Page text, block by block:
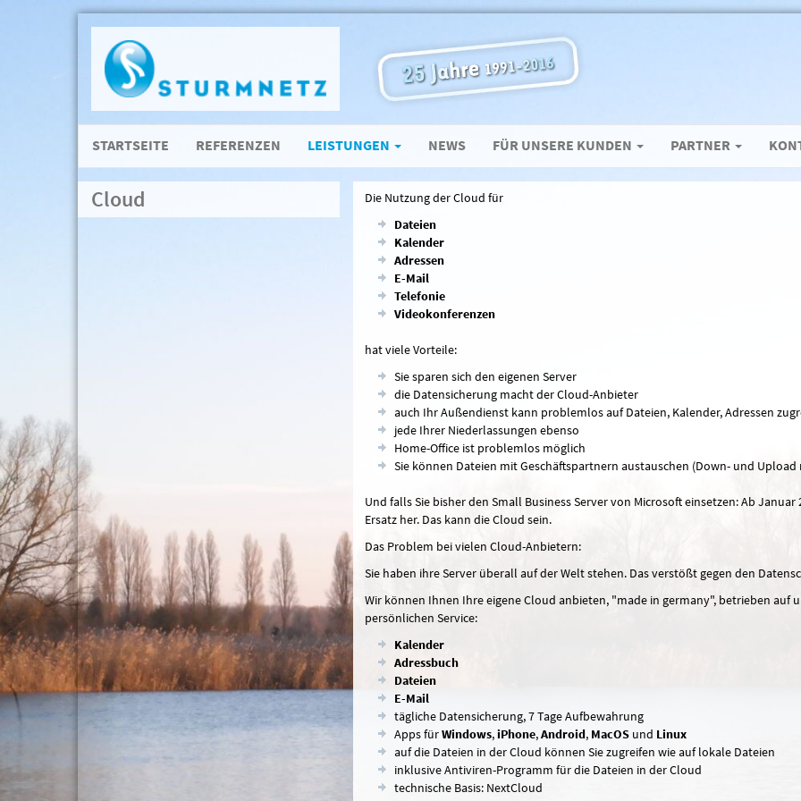
STARTSEITE REFERENZEN LEISTUNGEN NEWS FÜR UNSERE KUNDEN PARTNER
Cloud
Die Nutzung der Cloud für
Dateien
Kalender
Adressen
E-Mail
Telefonie
Videokonferenzen
hat viele Vorteile:
Sie sparen sich den eigenen Server
die Datensicherung macht der Cloud-Anbieter
auch Ihr Außendienst kann problemlos auf Dateien, Kalender, Adressen
jede Ihrer Niederlassungen ebenso
Home-Office ist problemlos möglich
Sie können Dateien mit Geschäftspartnern austauschen (Down- und
Und falls Sie bisher den Small Business Server von Microsoft einsetzen: Ab
Ersatz her. Das kann die Cloud sein.
Das Problem bei vielen Cloud-Anbietern:
Sie haben ihre Server überall auf der Welt stehen. Das verstößt gegen den
Wir können Ihnen Ihre eigene Cloud anbieten, "made in germany", betrieben auf
persönlichen Service:
Kalender
Adressbuch
Dateien
E-Mail
tägliche Datensicherung, 7 Tage Aufbewahrung
Apps fürWindows,iPhone,Android, MacOSund Linux
auf die Dateien in der Cloud können Sie zugreifen wie auf lokale Dateien
inklusive Antiviren-Programm für die Dateien in der Cloud
technische Basis: NextCloud